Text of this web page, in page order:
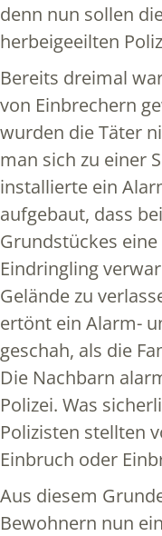
denn nun sollen
herbeigeeilten
Bereits dreimal
von Einbrechern
wurden die Täter
man sich zu einer
installierte ein
aufgebaut, dass
Grundstückes
Eindringling
Gelände zu
ertönt ein Alarm-
geschah, als die
Die Nachbarn
Polizei. Was
Polizisten stellten
Einbruch oder
Aus diesem
Bewohnern nun